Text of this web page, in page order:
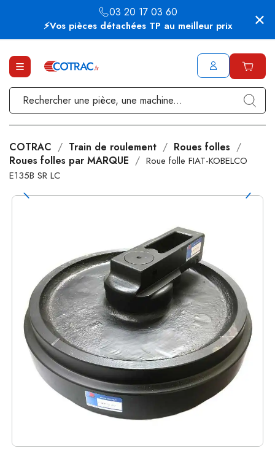
⚡Vos pièces détachées TP au meilleur prix
03 20 17 03 60
COTRAC Train de roulement
Roues folles
Roues folles par MARQUE
Roue folle FIAT-KOBELCO
E135B SR LC